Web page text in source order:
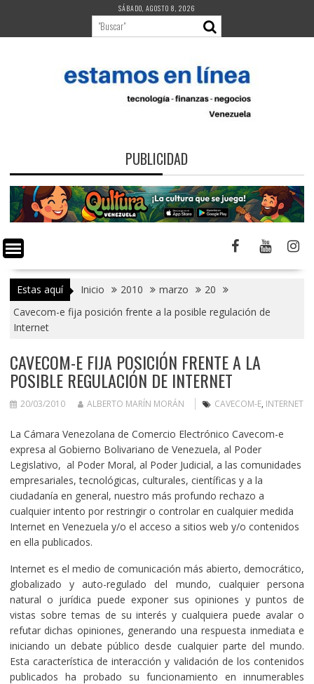
contenido
SÁBADO, AGOSTO 8, 2026
PUBLICIDAD
Estas aquí Inicio 2010 marzo
20
Cavecom-e fija posición frente a la posible regulación de
Internet
CAVECOM-E FIJA POSICIÓN FRENTE A LA
POSIBLE REGULACIÓN DE INTERNET
20/03/2010 ALBERTO MARÍN MORÁN CAVECOM-E, INTERNET
La Cámara Venezolana de Comercio Electrónico Cavecom-e
expresa al Gobierno Bolivariano de Venezuela, al Poder
Legislativo, al Poder Moral, al Poder Judicial, a las comunidades
empresariales, tecnológicas, culturales, científicas y a la
ciudadanía en general, nuestro más profundo rechazo a
cualquier intento por restringir o controlar en cualquier medida
Internet en Venezuela y/o el acceso a sitios web y/o contenidos
en ella publicados.
Internet es el medio de comunicación más abierto, democrático,
globalizado y auto-regulado del mundo, cualquier persona
natural o jurídica puede exponer sus opiniones y puntos de
vistas sobre temas de su interés y cualquiera puede avalar o
refutar dichas opiniones, generando una respuesta inmediata e
iniciando un debate público desde cualquier parte del mundo.
Esta característica de interacción y validación de los contenidos
publicados ha probado su funcionamiento en innumerables